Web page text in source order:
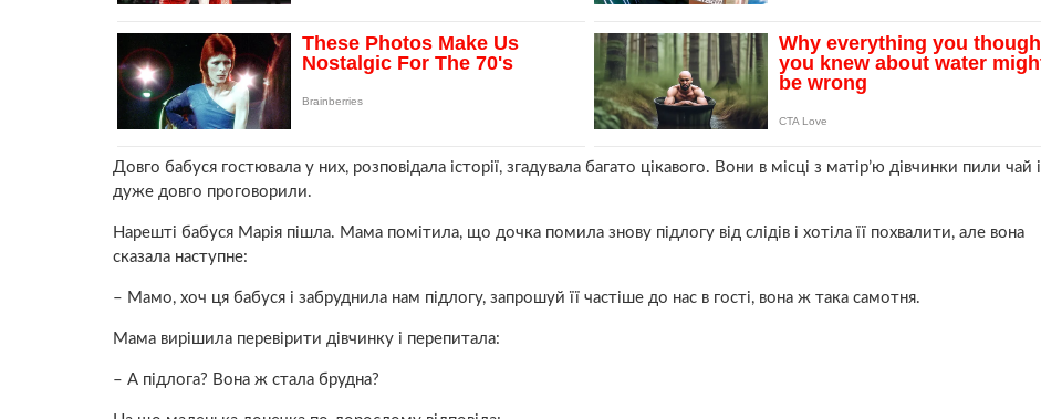
Довго бабуся гостювала у них, розповідала історії, згадувала багато цікавого. Вони в місці з матір’ю дівчинки пили чай і
дуже довго проговорили.
Нарешті бабуся Марія пішла. Мама помітила, що дочка помила знову підлогу від слідів і хотіла її похвалити, але вона
сказала наступне:
– Мамо, хоч ця бабуся і забруднила нам підлогу, запрошуй її частіше до нас в гості, вона ж така самотня.
Мама вирішила перевірити дівчинку і перепитала:
– А підлога? Вона ж стала брудна?